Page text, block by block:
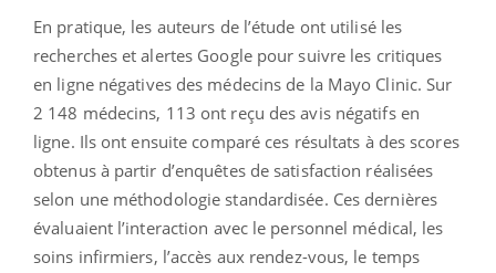
En pratique, les auteurs de l’étude ont utilisé les
recherches et alertes Google pour suivre les critiques
en ligne négatives des médecins de la Mayo Clinic. Sur
2 148 médecins, 113 ont reçu des avis négatifs en
ligne. Ils ont ensuite comparé ces résultats à des scores
obtenus à partir d’enquêtes de satisfaction réalisées
selon une méthodologie standardisée. Ces dernières
évaluaient l’interaction avec le personnel médical, les
soins infirmiers, l’accès aux rendez-vous, le temps